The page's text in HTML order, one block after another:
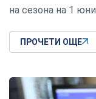
на сезона на 1 юни
ПРОЧЕТИ ОЩЕ